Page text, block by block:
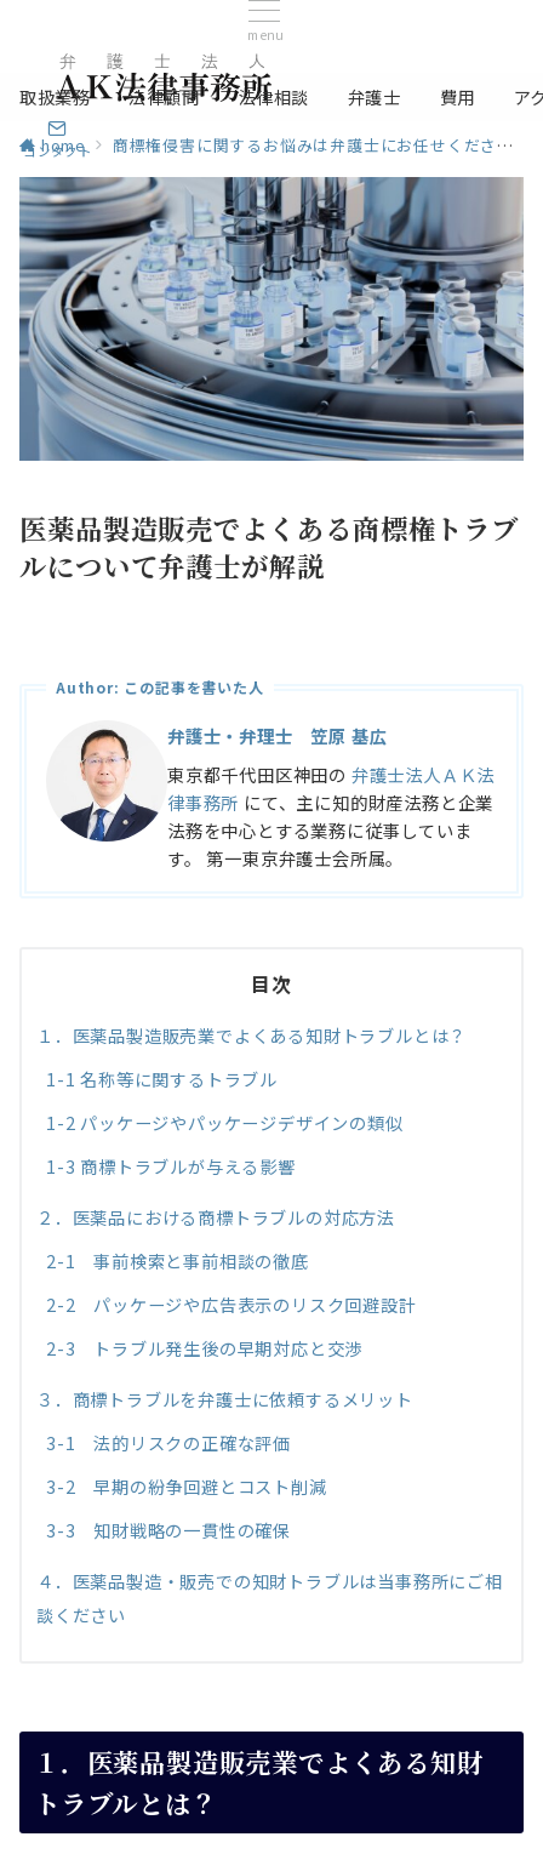
menu
コンタクト
取扱業務 法律顧問 法律相談 弁護士 費用 ア
home 商標権侵害に関するお悩みは弁護士にお任せください
医薬品製造販売でよくある商標権トラブ
ルについて弁護士が解説
Author: この記事を書いた人
弁護士・弁理士 笠原 基広
東京都千代田区神田の 弁護士法人ＡＫ法
律事務所 にて、主に知的財産法務と企業
法務を中心とする業務に従事していま
す。 第一東京弁護士会所属。
目次
１．医薬品製造販売業でよくある知財トラブルとは？
1-1 名称等に関するトラブル
1-2 パッケージやパッケージデザインの類似
1-3 商標トラブルが与える影響
２．医薬品における商標トラブルの対応方法
2-1 事前検索と事前相談の徹底
2-2 パッケージや広告表示のリスク回避設計
2-3 トラブル発生後の早期対応と交渉
３．商標トラブルを弁護士に依頼するメリット
3-1 法的リスクの正確な評価
3-2 早期の紛争回避とコスト削減
3-3 知財戦略の一貫性の確保
４．医薬品製造・販売での知財トラブルは当事務所にご相
談ください
１．医薬品製造販売業でよくある知財
トラブルとは？